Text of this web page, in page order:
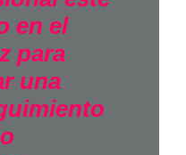
en el
para
una